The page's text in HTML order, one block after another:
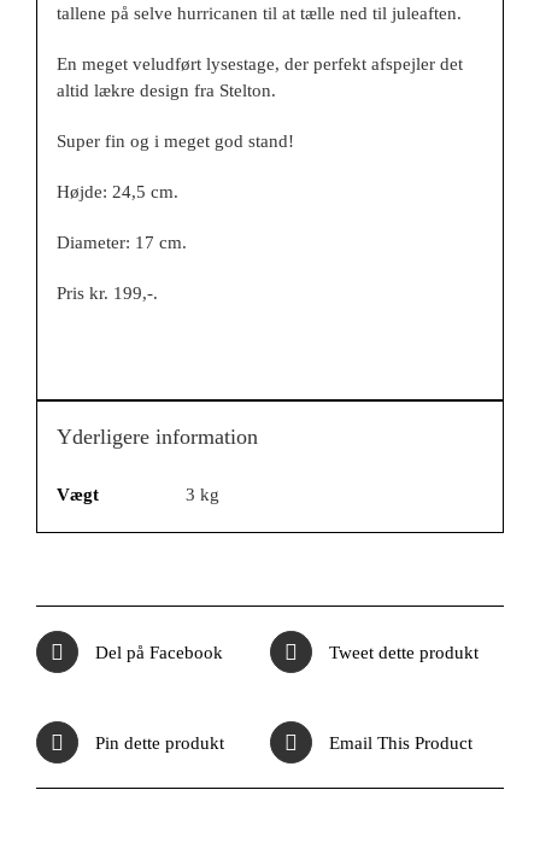
tallene på selve hurricanen til at tælle ned til juleaften.
En meget veludført lysestage, der perfekt afspejler det
altid lækre design fra Stelton.
Super fin og i meget god stand!
Højde: 24,5 cm.
Diameter: 17 cm.
Pris kr. 199,-.
Yderligere information
Vægt 3 kg
Del på Facebook Tweet dette produkt
Pin dette produkt Email This Product